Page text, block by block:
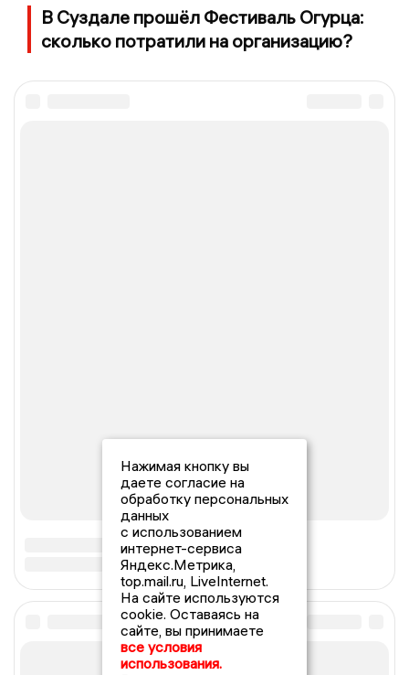
В Суздале прошёл Фестиваль Огурца:
сколько потратили на организацию?
Нажимая кнопку вы
даете согласие на
обработку персональных
данных
с использованием
интернет-сервиса
Яндекс.Метрика,
top.mail.ru, LiveInternet.
На сайте используются
cookie. Оставаясь на
сайте, вы принимаете
все условия
использования.